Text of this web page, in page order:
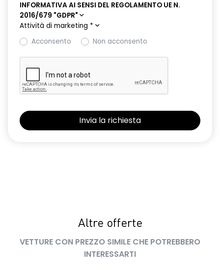
INFORMATIVA AI SENSI DEL REGOLAMENTO UE N.
2016/679 "GDPR"
Attività di marketing *
Acconsento
Non acconsento
Altre offerte
VETTURE CON PREZZO SIMILE CHE POTREBBERO
INTERESSARTI